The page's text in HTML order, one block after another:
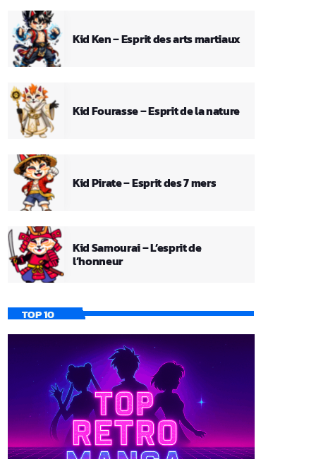
Kid Ken – Esprit des arts martiaux
Kid Fourasse – Esprit de la nature
Kid Pirate – Esprit des 7 mers
Kid Samourai – L’esprit de
l’honneur
TOP 10